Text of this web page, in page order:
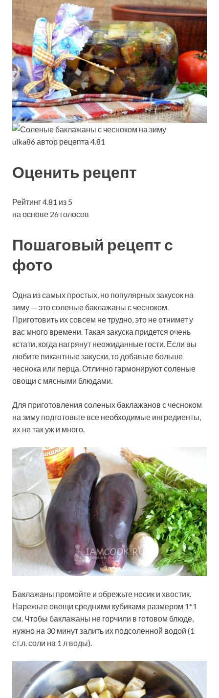
ulka86 автор рецепта 4.81
Оценить рецепт
Рейтинг 4.81 из 5
на основе 26 голосов
Пошаговый рецепт с
фото
Одна из самых простых, но популярных закусок на
зиму — это соленые баклажаны с чесноком.
Приготовить их совсем не трудно, это не отнимет у
вас много времени. Такая закуска придется очень
кстати, когда нагрянут неожиданные гости. Если вы
любите пикантные закуски, то добавьте больше
чеснока или перца. Отлично гармонируют соленые
овощи с мясными блюдами.
Для приготовления соленых баклажанов с чесноком
на зиму подготовьте все необходимые ингредиенты,
их не так уж и много.
Баклажаны промойте и обрежьте носик и хвостик.
Нарежьте овощи средними кубиками размером 1*1
см. Чтобы баклажаны не горчили в готовом блюде,
нужно на 30 минут залить их подсоленной водой (1
ст.л. соли на 1 л воды).